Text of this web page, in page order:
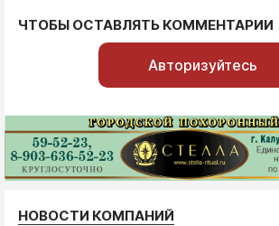
ЧТОБЫ ОСТАВЛЯТЬ КОММЕНТАРИИ
Авторизуйтесь
НОВОСТИ КОМПАНИЙ